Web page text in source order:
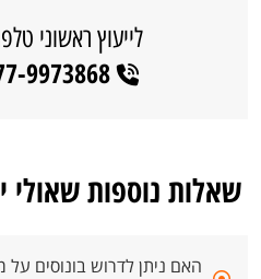
לייעוץ ראשוני
077-9973868
שאלות נוספות שאולי
האם ניתן לדרוש בונוסים על